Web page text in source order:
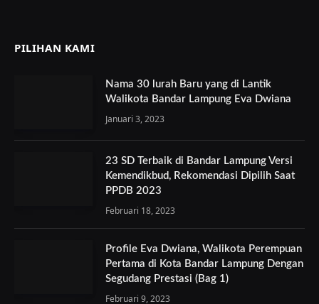
PILIHAN KAMI
Nama 30 lurah Baru yang di Lantik
Walikota Bandar Lampung Eva Dwiana
Januari 3, 2023
23 SD Terbaik di Bandar Lampung Versi
Kemendikbud, Rekomendasi Dipilih Saat
PPDB 2023
Februari 18, 2023
Profile Eva Dwiana, Walikota Perempuan
Pertama di Kota Bandar Lampung Dengan
Segudang Prestasi (Bag 1)
Februari 9, 2023